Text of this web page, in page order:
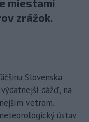
miestami
zrážok.
Slovenska
dážď, na
vetrom.
ústav